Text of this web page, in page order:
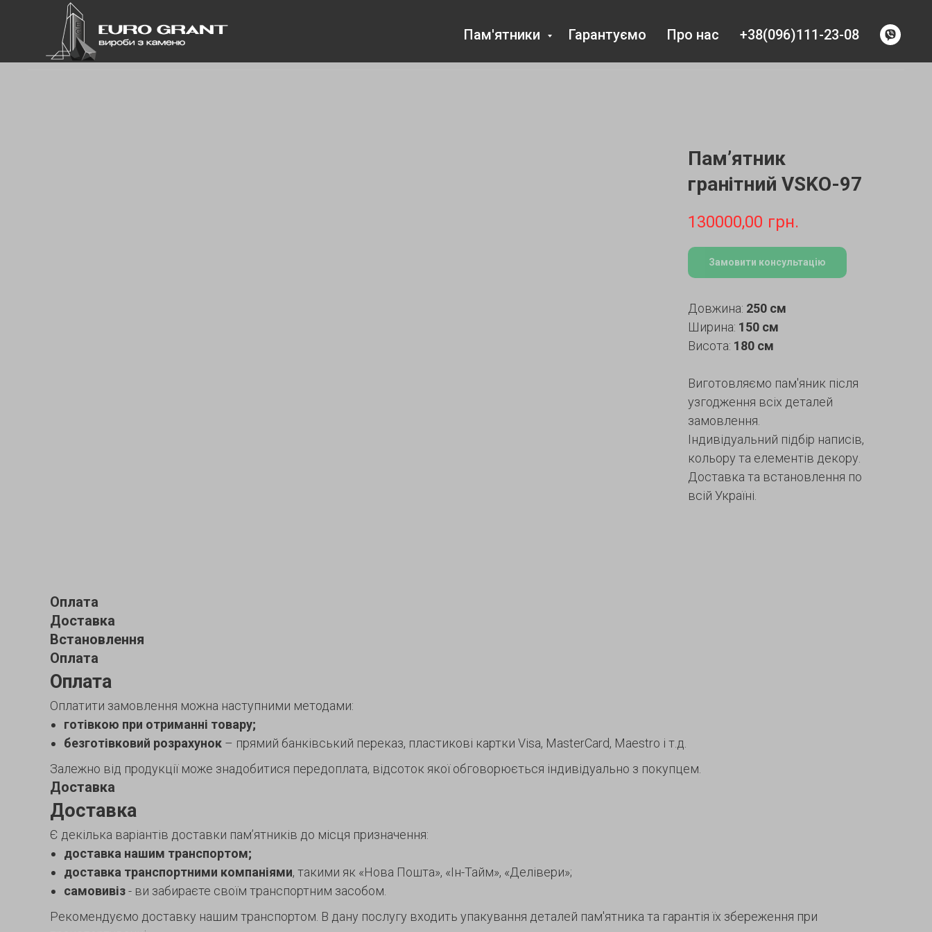
Пам'ятники Гарантуємо Про нас +38(096)111-23-08
Пам’ятник
гранітний VSKO-97
130000,00 грн.
Замовити консультацію
Довжина: 250 см
Ширина: 150 см
Висота: 180 см
Виготовляємо пам'яник після
узгодження всіх деталей
замовлення.
Індивідуальний підбір написів,
кольору та елементів декору.
Доставка та встановлення по
всій Україні.
Оплата
Доставка
Встановлення
Оплата
Оплата
Оплатити замовлення можна наступними методами:
готівкою при отриманні товару;
безготівковий розрахунок – прямий банківський переказ, пластикові картки Visa, MasterCard, Maestro і т.д.
Залежно від продукції може знадобитися передоплата, відсоток якої обговорюється індивідуально з покупцем.
Доставка
Доставка
Є декілька варіантів доставки пам’ятників до місця призначення:
доставка нашим транспортом;
доставка транспортними компаніями, такими як «Нова Пошта», «Ін-Тайм», «Делівери»;
самовивіз- ви забираєте своїм транспортним засобом.
Рекомендуємо доставку нашим транспортом. В дану послугу входить упакування деталей пам'ятника та гарантія їх збереження при